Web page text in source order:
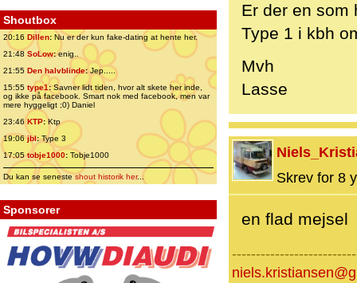
Shoutbox
20:16 Dillen: Nu er der kun fake-dating at hente her.
21:48 SoLow:enig..
21:55 Den halvblinde:Jep.....
15:55 type1:Savner lidt tiden, hvor alt skete her inde,
og ikke på facebook. Smart nok med facebook, men var
mere hyggeligt ;0) Daniel
23:46 KTP:Ktp
19:06jbl:Type 3
17:05tobje1000: Tobje1000
Du kan se senesteshout historik her...
Sponsorer
Er der en
Type 1 i kbh
Mvh
Lasse
Skrev for 8
en flad mejsel